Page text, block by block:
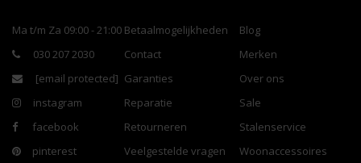
Ma t/m Za 09:00 - 21:00
030 207 2030
[email protected]
instagram
facebook
pinterest
Betaalmogelijkheden
Contact
Garanties
Reparatie
Retourneren
Veelgestelde vragen
Blog
Merken
Over ons
Sale
Stalenservice
Woonaccessoires